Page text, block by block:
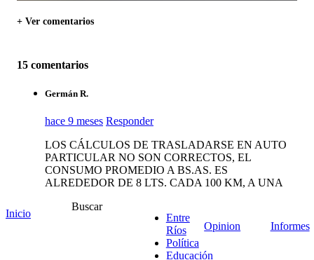
+ Ver comentarios
15 comentarios
Germán R.
hace 9 meses Responder
LOS CÁLCULOS DE TRASLADARSE EN AUTO
PARTICULAR NO SON CORRECTOS, EL
CONSUMO PROMEDIO A BS.AS. ES
ALREDEDOR DE 8 LTS. CADA 100 KM, A UNA
SIGNIFICAN 4 HORAS DE VIAJE CON UN
CONSUMO TOTAL DE 40 LTS APROX, DE
EL VIAJE EN AMBOS CASOS DE INICIA DESDE
Inicio
Buscar
Entre
Ríos
Política
Educación
Opinion Informes